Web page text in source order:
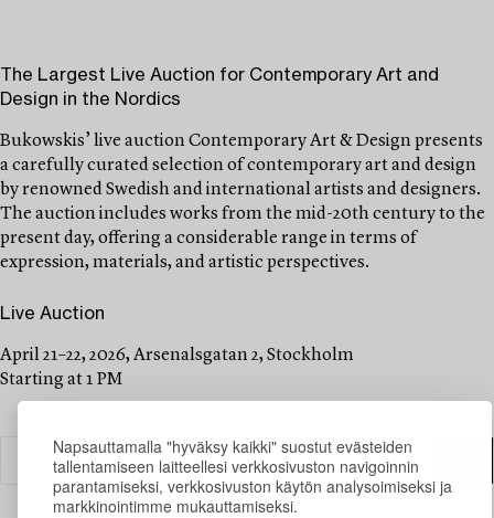
Napsauttamalla "hyväksy kaikki" suostut evästeiden
tallentamiseen laitteellesi verkkosivuston navigoinnin
parantamiseksi, verkkosivuston käytön analysoimiseksi ja
markkinointimme mukauttamiseksi.
The Largest Live Auction for Contemporary Art and
Design in the Nordics
Bukowskis’ live auction Contemporary Art & Design presents
a carefully curated selection of contemporary art and design
by renowned Swedish and international artists and designers.
The auction includes works from the mid-20th century to the
present day, offering a considerable range in terms of
expression, materials, and artistic perspectives.
Live Auction
April 21–22, 2026, Arsenalsgatan 2, Stockholm
Starting at 1 PM